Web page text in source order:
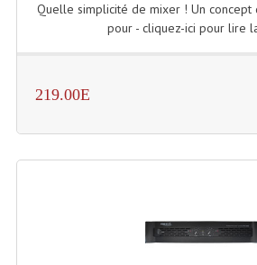
Quelle simplicité de mixer ! Un concept
pour - cliquez-ici pour lire
219.00E